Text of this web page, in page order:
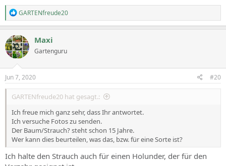
R
e
a
c
t
i
o
n
s
GARTENfreude20
Maxi
Gartenguru
Jun 7, 2020 #20
GARTENfreude20 hat gesagt.:
Ich freue mich ganz sehr, dass Ihr antwortet.
Ich versuche Fotos zu senden.
Der Baum/Strauch? steht schon 15 Jahre.
Wer kann dies beurteilen, was das, bzw. für eine Sorte ist?
Ich halte den Strauch auch für einen Holunder, der für den